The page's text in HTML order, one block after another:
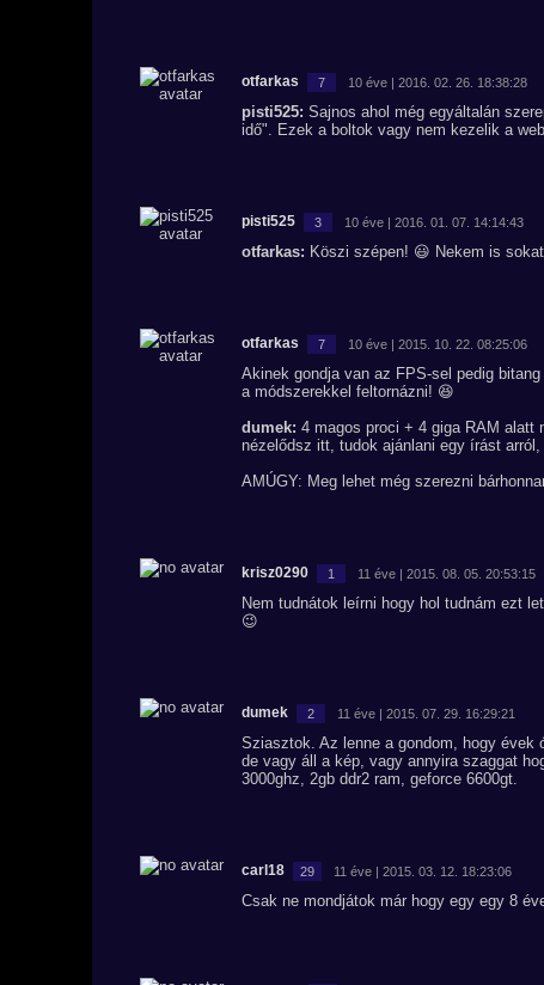
otfarkas 7 10 éve | 2016. 02. 26. 18:38:28
pisti525: Sajnos ahol még egyáltalán
idő". Ezek a boltok vagy nem kezelik a
pisti525 3 10 éve | 2016. 01. 07. 14:14:43
otfarkas: Köszi szépen! 😃 Nekem is
otfarkas 7 10 éve | 2015. 10. 22. 08:25:06
Akinek gondja van az FPS-sel pedig
a módszerekkel feltornázni! 😆
dumek: 4 magos proci + 4 giga RAM alatt
nézelődsz itt, tudok ajánlani egy írást
AMÚGY: Meg lehet még szerezni
krisz0290 1 11 éve | 2015. 08. 05. 20:53:15
Nem tudnátok leírni hogy hol tudnám ezt
😉
dumek 2 11 éve | 2015. 07. 29. 16:29:21
Sziasztok. Az lenne a gondom, hogy évek
de vagy áll a kép, vagy annyira szaggat
3000ghz, 2gb ddr2 ram, geforce 6600gt.
carl18 29 11 éve | 2015. 03. 12. 18:23:06
Csak ne mondjátok már hogy egy egy 8